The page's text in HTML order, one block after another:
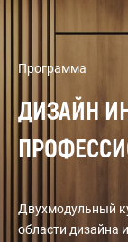
Программа
ДИЗАЙН
Двухмодульный
области дизайна